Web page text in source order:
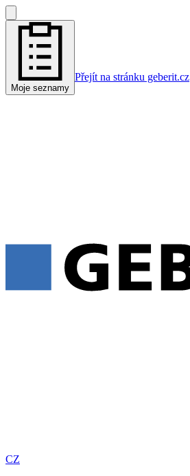
Moje seznamy
Přejít na stránku geberit.cz
CZ